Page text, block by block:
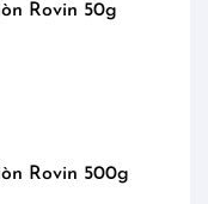
Rovin 50g
Rovin 500g